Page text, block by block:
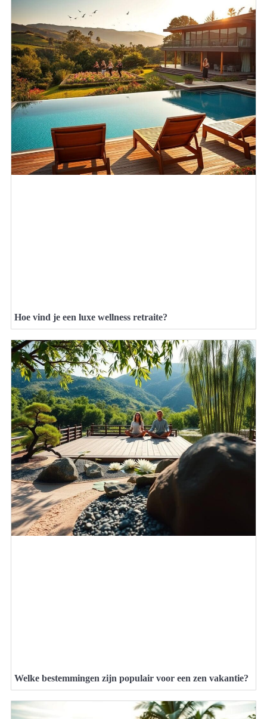
Hoe vind je een luxe wellness retraite?
Welke bestemmingen zijn populair voor een zen vakantie?